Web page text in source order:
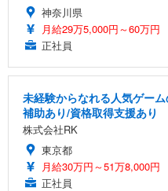
神奈川県
月給29万5,000円～60万円
正社員
未経験からなれる人気ゲー
補助あり/資格取得支援あり
株式会社RK
東京都
月給30万円～51万8,000円
正社員